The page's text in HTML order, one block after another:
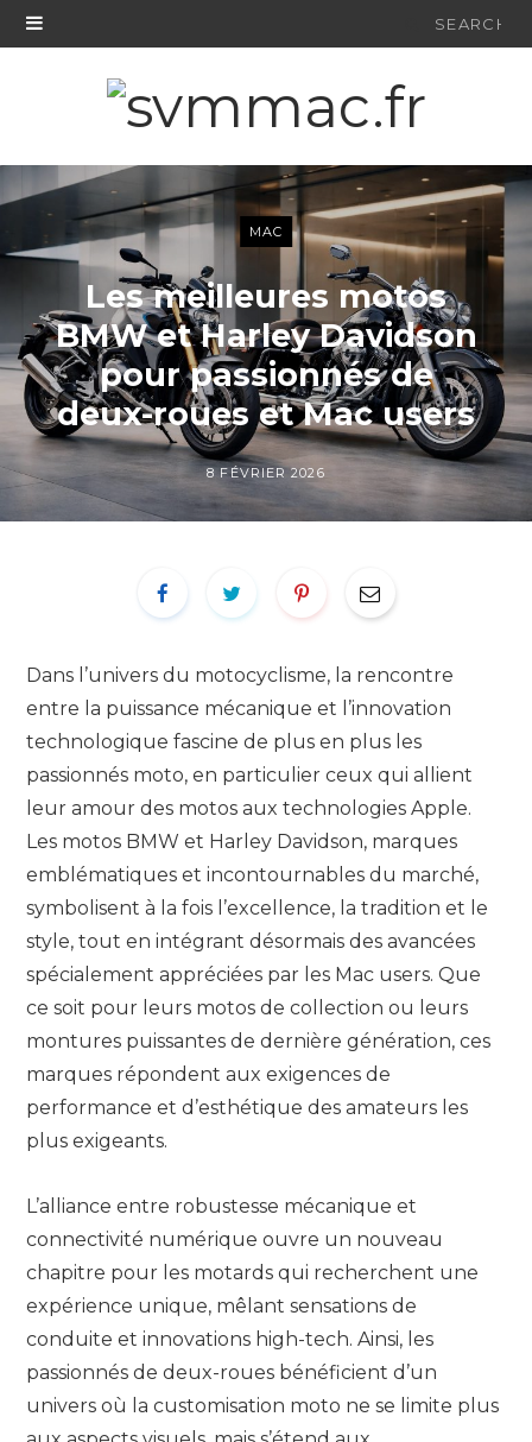
Search
MAC
Les meilleures motos
BMW et Harley Davidson
pour passionnés de
deux-roues et Mac users
8 FÉVRIER 2026
Dans l’univers du motocyclisme, la rencontre
entre la puissance mécanique et l’innovation
technologique fascine de plus en plus les
passionnés moto, en particulier ceux qui allient
leur amour des motos aux technologies Apple.
Les motos BMW et Harley Davidson, marques
emblématiques et incontournables du marché,
symbolisent à la fois l’excellence, la tradition et le
style, tout en intégrant désormais des avancées
spécialement appréciées par les Mac users. Que
ce soit pour leurs motos de collection ou leurs
montures puissantes de dernière génération, ces
marques répondent aux exigences de
performance et d’esthétique des amateurs les
plus exigeants.
L’alliance entre robustesse mécanique et
connectivité numérique ouvre un nouveau
chapitre pour les motards qui recherchent une
expérience unique, mêlant sensations de
conduite et innovations high-tech. Ainsi, les
passionnés de deux-roues bénéficient d’un
univers où la customisation moto ne se limite plus